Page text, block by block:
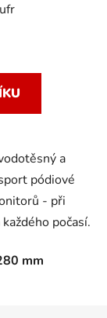
a
pódiové
- při
počasí.
mm